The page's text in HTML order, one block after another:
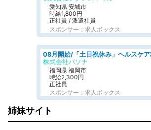
愛知県 安城市
時給1,800円
正社員 / 派遣社員
スポンサー：求人ボックス
株式会社パソナ
福岡県 福岡市
時給2,300円
正社員
スポンサー：求人ボックス
姉妹サイト